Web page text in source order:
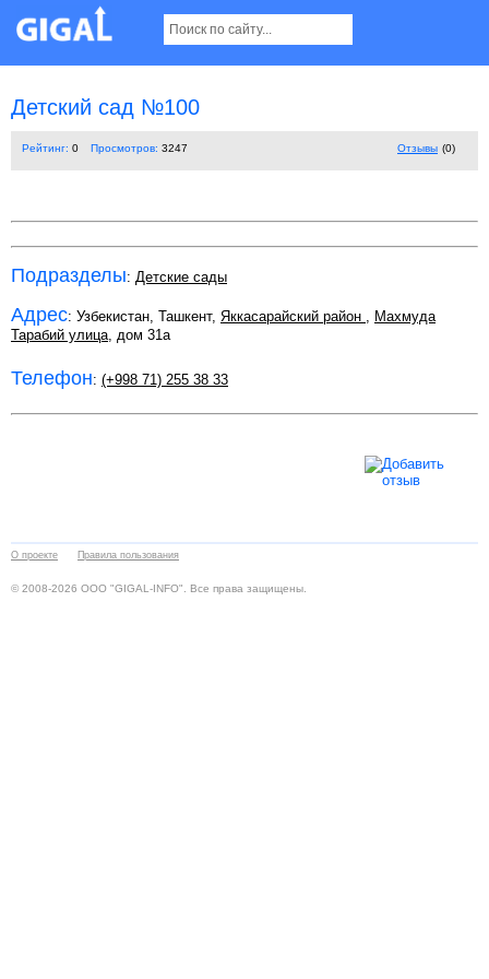
Детский сад №100
Рейтинг: 0 Просмотров: 3247 Отзывы (0)
Подразделы: Детские сады
Адрес: Узбекистан, Ташкент, Яккасарайский район , Махмуда
Тарабий улица, дом 31а
Телефон: (+998 71) 255 38 33
О проекте Правила пользования
© 2008-2026 ООО "GIGAL-INFO". Все права защищены.